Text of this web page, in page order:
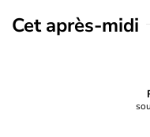
Cet après-midi